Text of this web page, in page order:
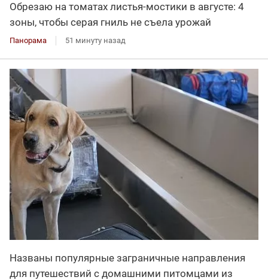
Обрезаю на томатах листья-мостики в августе: 4
зоны, чтобы серая гниль не съела урожай
Панорама 51 минуту назад
Названы популярные заграничные направления
для путешествий с домашними питомцами из